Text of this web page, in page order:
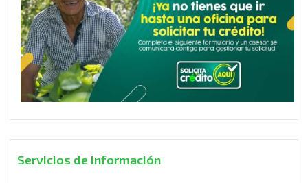
Servicios de información